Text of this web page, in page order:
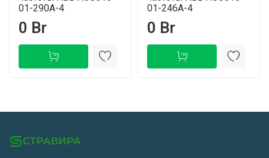
01-290A-4
0 Br
01-246A-4
0 Br